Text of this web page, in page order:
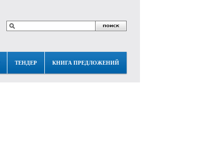
ТЕНДЕР КНИГА ПРЕДЛОЖЕНИЙ